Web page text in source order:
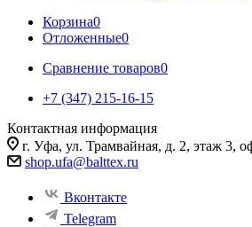
Корзина0
Отложенные0
Сравнение товаров0
+7 (347) 215-16-15
Контактная информация
г. Уфа, ул. Трамвайная, д. 2, этаж 3,
shop.ufa@balttex.ru
Вконтакте
Telegram